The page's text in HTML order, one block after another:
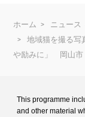
ホーム ニュース
地域猫を撮る
や励みに」 岡山市
This programme
and other material